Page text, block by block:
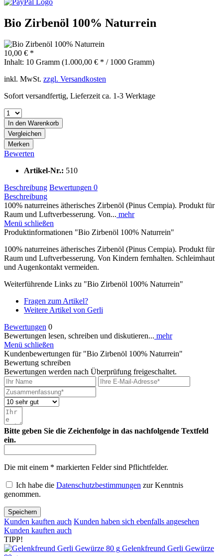
Bio Zirbenöl 100% Naturrein
10,00 € *
Inhalt: 10 Gramm (1.000,00 € * / 1000 Gramm)
inkl. MwSt. zzgl. Versandkosten
Sofort versandfertig, Lieferzeit ca. 1-3 Werktage
In den Warenkorb
Vergleichen
Merken
Bewerten
Artikel-Nr.: 510
Beschreibung Bewertungen 0
Beschreibung
100% naturreines ätherisches Zirbenöl (Pinus Cempia). Produkt für
Raum und Luftverbesserung. Von... mehr
Menü schließen
Produktinformationen "Bio Zirbenöl 100% Naturrein"
100% naturreines ätherisches Zirbenöl (Pinus Cempia). Produkt für
Raum und Luftverbesserung. Von Kindern fernhalten. Schleimhaut
und Augenkontakt vermeiden.
Weiterführende Links zu "Bio Zirbenöl 100% Naturrein"
Fragen zum Artikel?
Weitere Artikel von Gerli
Bewertungen 0
Bewertungen lesen, schreiben und diskutieren... mehr
Menü schließen
Kundenbewertungen für "Bio Zirbenöl 100% Naturrein"
Bewertung schreiben
Bewertungen werden nach Überprüfung freigeschaltet.
Bitte geben Sie die Zeichenfolge in das nachfolgende Textfeld
ein.
Die mit einem * markierten Felder sind Pflichtfelder.
Ich habe die Datenschutzbestimmungen zur Kenntnis
genommen.
Speichern
Kunden kauften auch Kunden haben sich ebenfalls angesehen
Kunden kauften auch
TIPP!
Gelenkfreund Gerli Gewürze